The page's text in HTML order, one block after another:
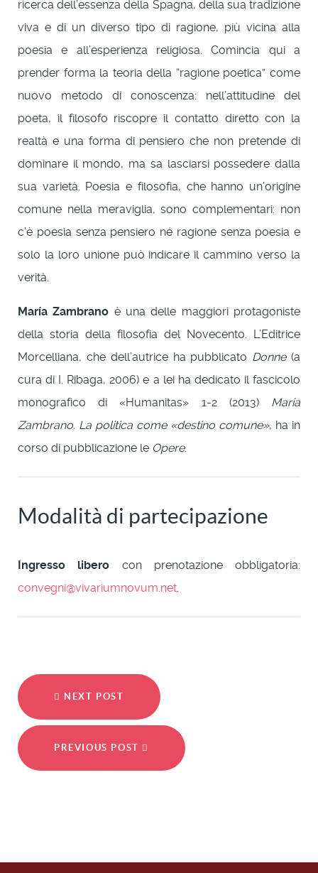
ricerca dell’essenza della Spagna, della sua tradizione
viva e di un diverso tipo di ragione, più vicina alla
poesia e all’esperienza religiosa. Comincia qui a
prender forma la teoria della “ragione poetica” come
nuovo metodo di conoscenza: nell’attitudine del
poeta, il filosofo riscopre il contatto diretto con la
realtà e una forma di pensiero che non pretende di
dominare il mondo, ma sa lasciarsi possedere dalla
sua varietà. Poesia e filosofia, che hanno un’origine
comune nella meraviglia, sono complementari: non
c’è poesia senza pensiero né ragione senza poesia e
solo la loro unione può indicare il cammino verso la
verità.
María Zambrano è una delle maggiori protagoniste
della storia della filosofia del Novecento. L’Editrice
Morcelliana, che dell’autrice ha pubblicato Donne(a
cura di I. Ribaga, 2006) e a lei ha dedicato il fascicolo
monografico di «Humanitas» 1-2 (2013) María
Zambrano. La politica come «destino comune», ha in
corso di pubblicazione le Opere.
Modalità di partecipazione
Ingresso libero con prenotazione obbligatoria:
convegni@vivariumnovum.net
NEXT POST
PREVIOUS POST